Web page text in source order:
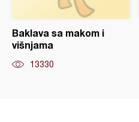
Baklava sa makom i
višnjama
13330